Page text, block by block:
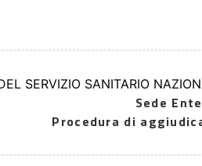
SERVIZIO SANITARIO
Sede Ente
Procedura di